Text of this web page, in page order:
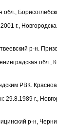
г.,
р-н.
обл.,
РВК.
29.8.1989 г.,
р-н,